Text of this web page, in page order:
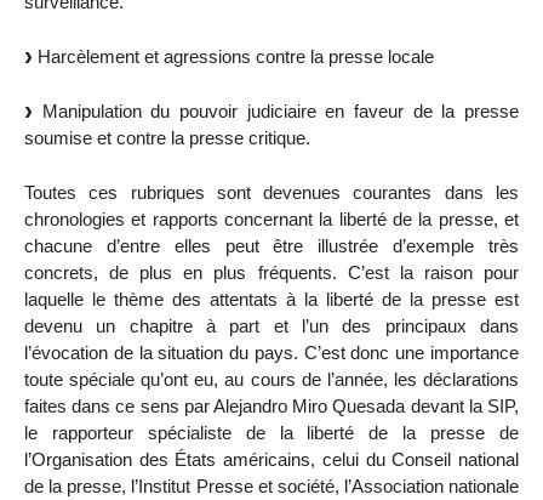
Harcèlement et agressions contre la presse locale
Manipulation du pouvoir judiciaire en faveur de la presse
soumise et contre la presse critique.
Toutes ces rubriques sont devenues courantes dans les
chronologies et rapports concernant la liberté de la presse, et
chacune d’entre elles peut être illustrée d’exemple très
concrets, de plus en plus fréquents. C’est la raison pour
laquelle le thème des attentats à la liberté de la presse est
devenu un chapitre à part et l’un des principaux dans
l’évocation de la situation du pays. C’est donc une importance
toute spéciale qu’ont eu, au cours de l’année, les déclarations
faites dans ce sens par Alejandro Miro Quesada devant la SIP,
le rapporteur spécialiste de la liberté de la presse de
l’Organisation des États américains, celui du Conseil national
de la presse, l’Institut Presse et société, l’Association nationale